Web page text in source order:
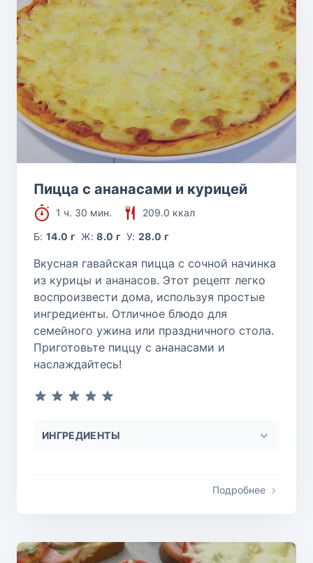
Пицца с ананасами и курицей
1 ч. 30 мин.
209.0 ккал
Б:14.0 г Ж:8.0 г У:28.0 г
Вкусная гавайская пицца с сочной начинка
из курицы и ананасов. Этот рецепт легко
воспроизвести дома, используя простые
ингредиенты. Отличное блюдо для
семейного ужина или праздничного стола.
Приготовьте пиццу с ананасами и
наслаждайтесь!
ИНГРЕДИЕНТЫ
Подробнее